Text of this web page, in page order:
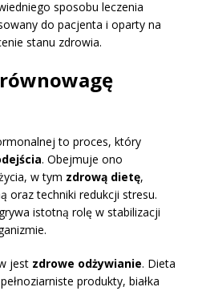
sposobu leczenia
do pacjenta i oparty na
stanu zdrowia.
to proces, który
. Obejmuje ono
w tym zdrową dietę,
oraz techniki redukcji stresu.
istotną rolę w stabilizacji
jest zdrowe odżywianie. Dieta
produkty, białka